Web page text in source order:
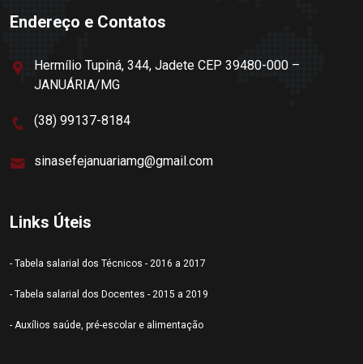
Endereço e Contatos
Hermílio Tupiná, 344, Jadete CEP 39480-000 –
JANUÁRIA/MG
(38) 99137-8184
sinasefejanuariamg@gmail.com
Links Úteis
- Tabela salarial dos Técnicos - 2016 a 2017
- Tabela salarial dos Docentes - 2015 a 2019
- Auxílios saúde, pré-escolar e alimentação